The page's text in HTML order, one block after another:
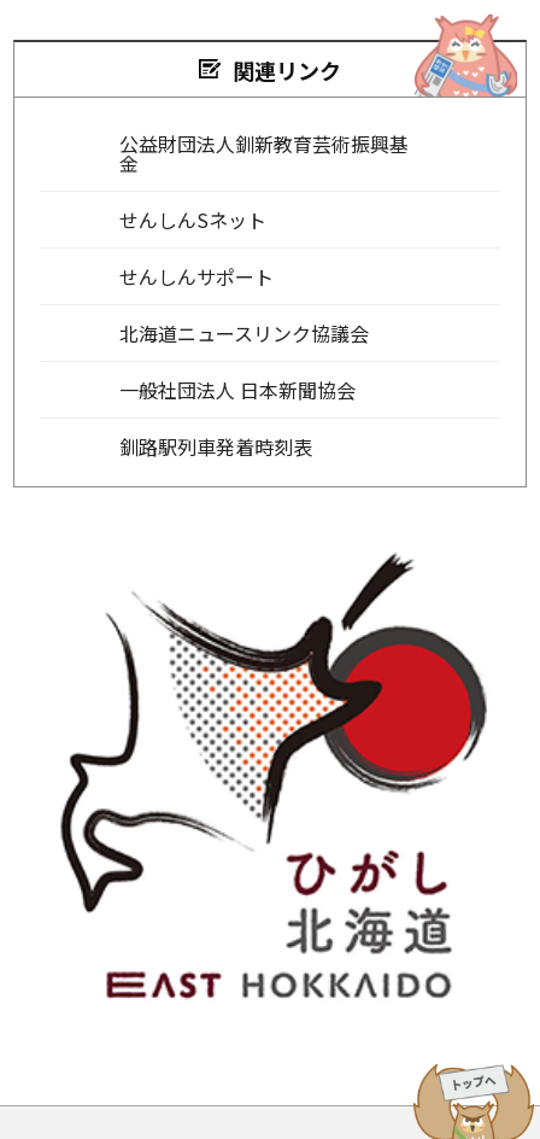
関連リンク
公益財団法人釧新教育芸術振興基
金
せんしんSネット
せんしんサポート
北海道ニュースリンク協議会
一般社団法人 日本新聞協会
釧路駅列車発着時刻表